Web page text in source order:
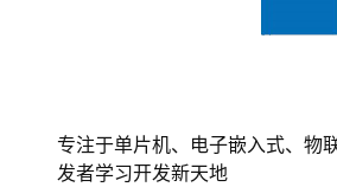
专注于单片机、电子嵌入式、物
发者学习开发新天地